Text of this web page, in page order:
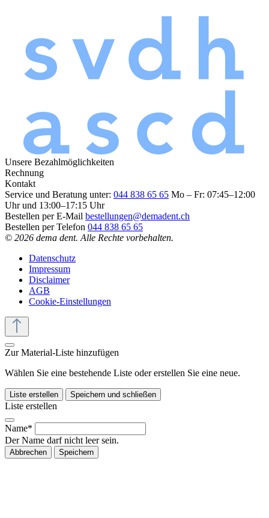
Unsere Bezahlmöglichkeiten
Rechnung
Kontakt
Service und Beratung unter: 044 838 65 65 Mo – Fr: 07:45–12:00
Uhr und 13:00–17:15 Uhr
Bestellen per E-Mail bestellungen@demadent.ch
Bestellen per Telefon 044 838 65 65
© 2026 dema dent. Alle Rechte vorbehalten.
Datenschutz
Impressum
Disclaimer
AGB
Cookie-Einstellungen
Zur Material-Liste hinzufügen
Wählen Sie eine bestehende Liste oder erstellen Sie eine neue.
Liste erstellen Speichern und schließen
Liste erstellen
Name*
Der Name darf nicht leer sein.
Abbrechen Speichern